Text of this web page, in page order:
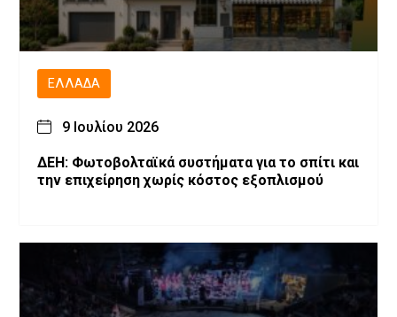
ΕΛΛΆΔΑ
9 Ιουλίου 2026
ΔΕΗ: Φωτοβολταϊκά συστήματα για το σπίτι και
την επιχείρηση χωρίς κόστος εξοπλισμού